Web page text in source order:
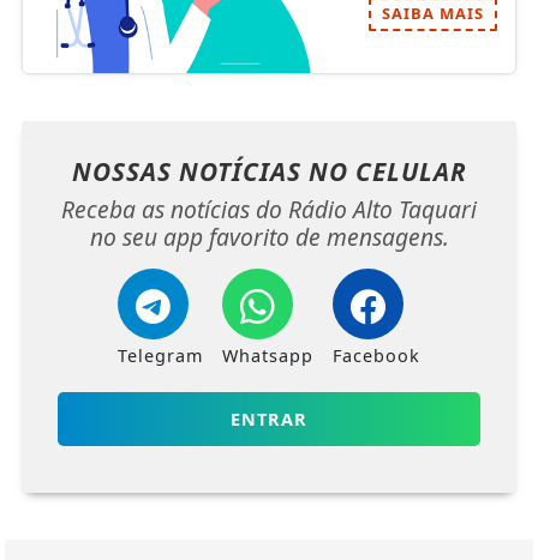
SAIBA MAIS
NOSSAS NOTÍCIAS NO CELULAR
Receba as notícias do Rádio Alto Taquari
no seu app favorito de mensagens.
Telegram Whatsapp Facebook
ENTRAR